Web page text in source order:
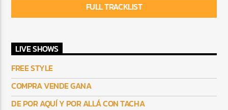
FULL TRACKLIST
LIVE SHOWS
FREE STYLE
COMPRA VENDE GANA
DE POR AQUÍ Y POR ALLÁ CON TACHA